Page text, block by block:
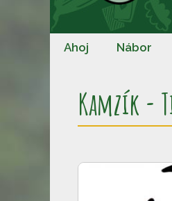
Ahoj Nábor
Kamzík -